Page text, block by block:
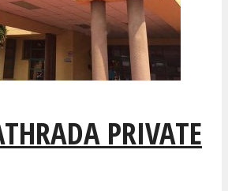
PRIVATE